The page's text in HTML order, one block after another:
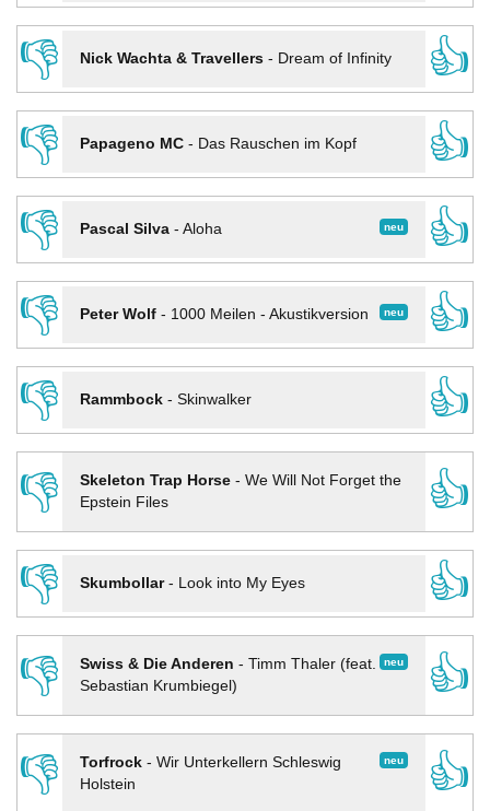
👎
Nick Wachta & Travellers- Dream of Infinity
👍
👎
Papageno MC- Das Rauschen im Kopf
👍
👎
neu
Pascal Silva- Aloha
👍
👎
neu
Peter Wolf- 1000 Meilen - Akustikversion
👍
👎
Rammbock- Skinwalker
👍
👎
Skeleton Trap Horse- We Will Not Forget the
Epstein Files
👍
👎
Skumbollar- Look into My Eyes
👍
👎
neu
Swiss & Die Anderen - Timm Thaler (feat.
Sebastian Krumbiegel)
👍
👎 neu
Torfrock- Wir Unterkellern Schleswig
Holstein
👍